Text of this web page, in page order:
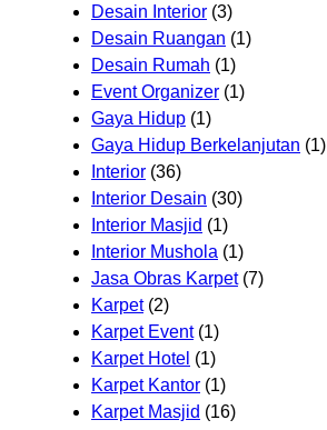
Desain Interior (3)
Desain Ruangan (1)
Desain Rumah (1)
Event Organizer (1)
Gaya Hidup (1)
Gaya Hidup Berkelanjutan (1)
Interior (36)
Interior Desain (30)
Interior Masjid (1)
Interior Mushola (1)
Jasa Obras Karpet(7)
Karpet(2)
Karpet Event(1)
Karpet Hotel (1)
Karpet Kantor (1)
Karpet Masjid (16)